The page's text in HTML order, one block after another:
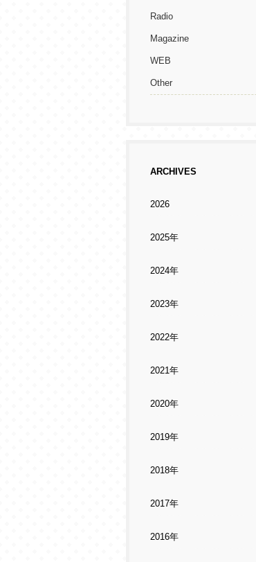
Radio
Magazine
WEB
Other
ARCHIVES
2026
2025年
2024年
2023年
2022年
2021年
2020年
2019年
2018年
2017年
2016年